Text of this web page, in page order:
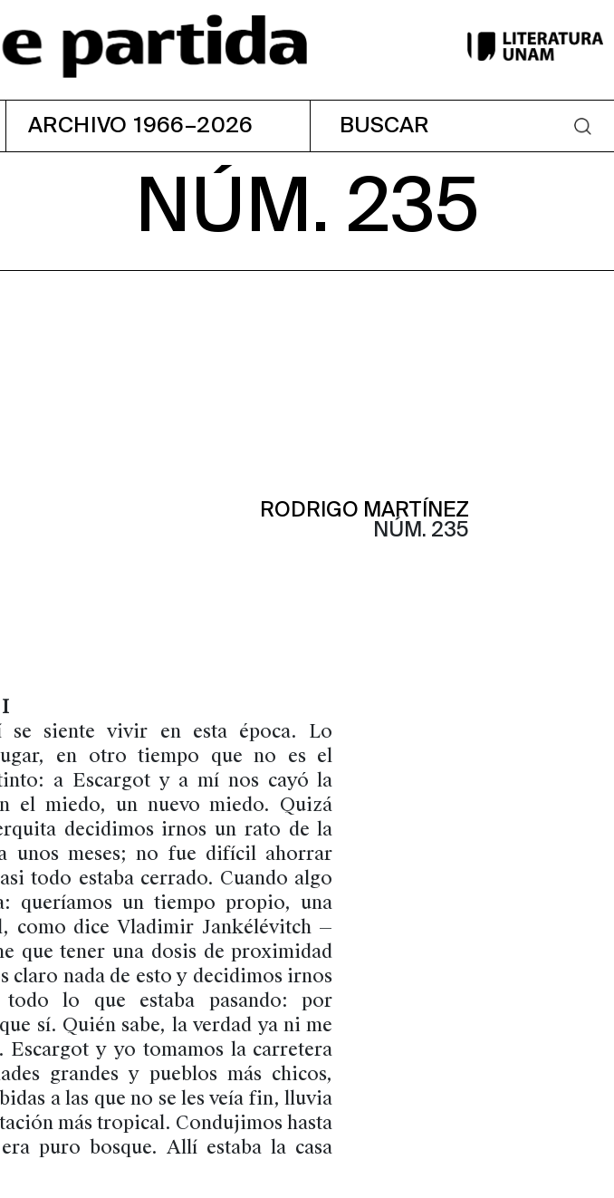
ARCHIVO 1966–2026
NÚM. 235
RODRIGO MARTÍNEZ
NÚM. 235
I
se siente vivir en esta época. Lo
en otro tiempo que no es el
a Escargot y a mí nos cayó la
el miedo, un nuevo miedo. Quizá
decidimos irnos un rato de la
unos meses; no fue difícil ahorrar
todo estaba cerrado. Cuando algo
queríamos un tiempo propio, una
como dice Vladimir Jankélévitch —
que tener una dosis de proximidad
claro nada de esto y decidimos irnos
lo que estaba pasando: por
sí. Quién sabe, la verdad ya ni me
y yo tomamos la carretera
grandes y pueblos más chicos,
a las que no se les veía fin, lluvia
más tropical. Condujimos hasta
puro bosque. Allí estaba la casa